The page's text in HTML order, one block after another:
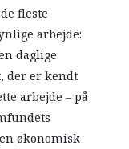
fleste
arbejde:
daglige
der er kendt
arbejde – på
økonomisk